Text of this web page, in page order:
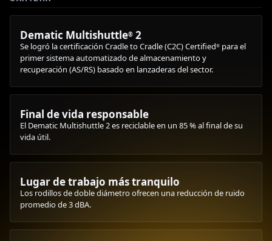
Dematic Multishuttle® 2
Se logró la certificación Cradle to Cradle (C2C) Certified® para el
primer sistema automatizado de almacenamiento y
recuperación (AS/RS) basado en lanzaderas del sector.
Final de vida responsable
El Dematic Multishuttle 2 es reciclable en un 85 % al final de su
vida útil.
Lugar de trabajo más tranquilo
Los rodillos de doble diámetro ofrecen una reducción de ruido
promedio de 3 dBA.